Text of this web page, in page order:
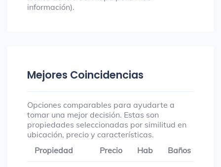
información).
Mejores Coincidencias
Opciones comparables para ayudarte a
tomar una mejor decisión. Estas son
propiedades seleccionadas por similitud en
ubicación, precio y características.
Propiedad
Precio Hab Baños